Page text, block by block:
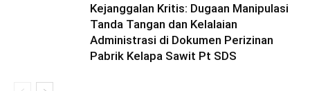
Kejanggalan Kritis: Dugaan Manipulasi
Tanda Tangan dan Kelalaian
Administrasi di Dokumen Perizinan
Pabrik Kelapa Sawit Pt SDS